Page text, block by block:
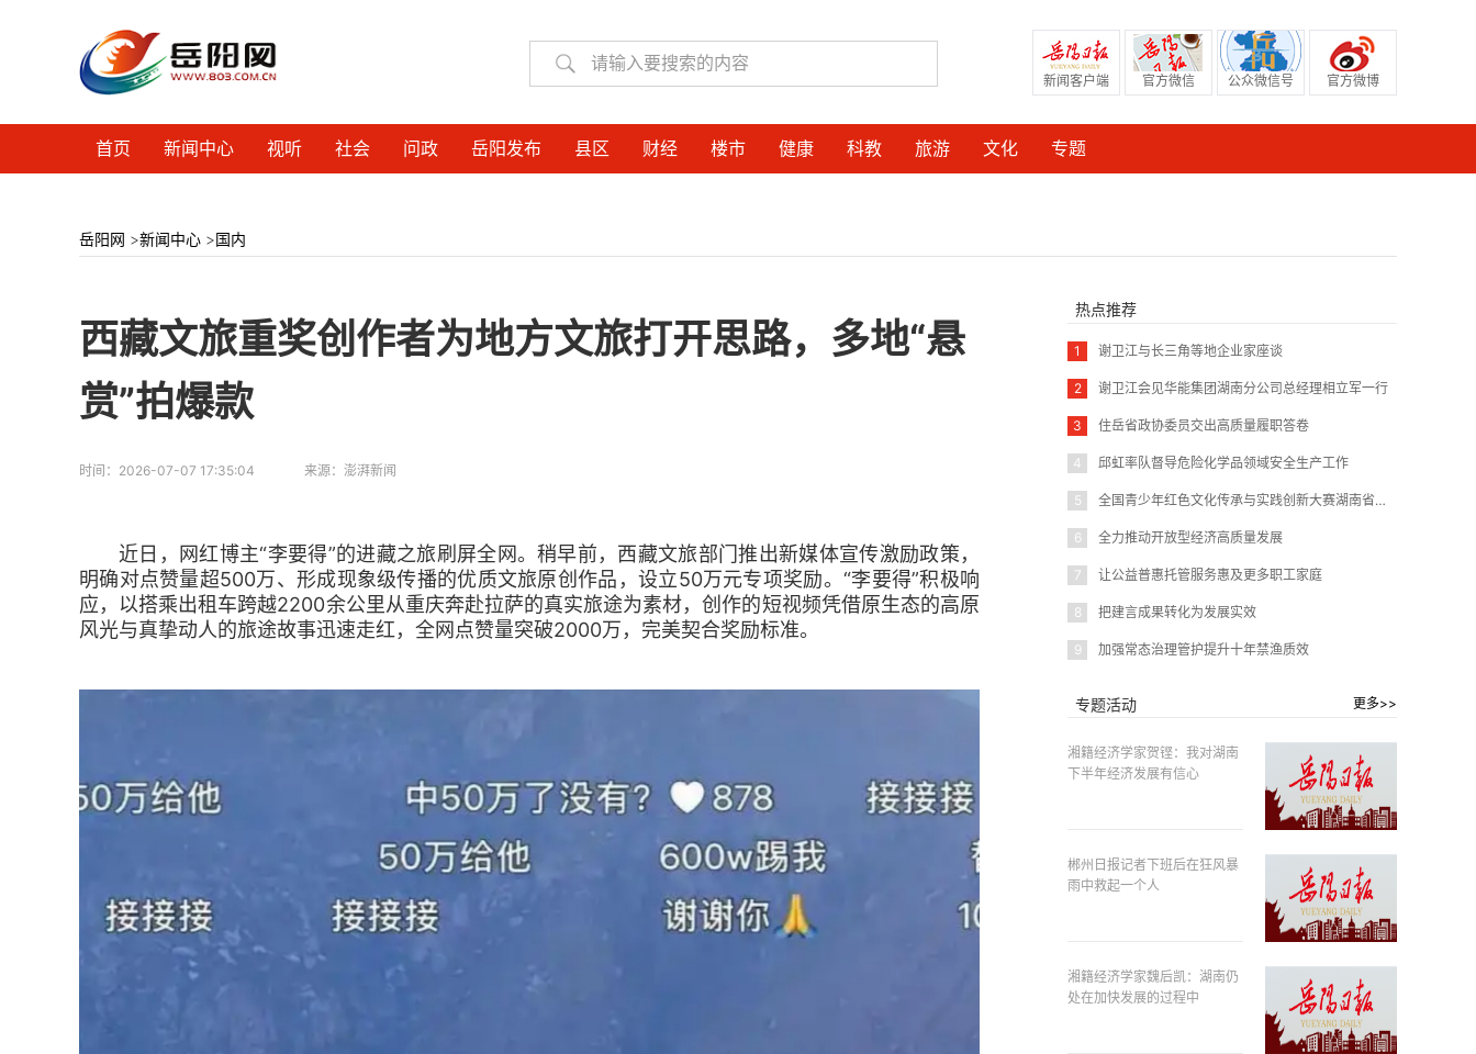
新闻客户端 官方微信 公众微信号 官方微博
首页 新闻中心 视听 社会 问政 岳阳发布 县区 财经 楼市 健康 科教 旅游 文化 专题
岳阳网 >新闻中心 >国内
西藏文旅重奖创作者为地方文旅打开思路，多地“悬
赏”拍爆款
时间： 2026-07-07 17:35:04 来源： 澎湃新闻
近日，网红博主“李要得”的进藏之旅刷屏全网。稍早前，西藏文旅部门推出新媒体宣传激励政策，
明确对点赞量超500万、形成现象级传播的优质文旅原创作品，设立50万元专项奖励。“李要得”积极响
应，以搭乘出租车跨越2200余公里从重庆奔赴拉萨的真实旅途为素材，创作的短视频凭借原生态的高原
风光与真挚动人的旅途故事迅速走红，全网点赞量突破2000万，完美契合奖励标准。
热点推荐
1 谢卫江与长三角等地企业家座谈
2 谢卫江会见华能集团湖南分公司总经理相立军一行
3 住岳省政协委员交出高质量履职答卷
4 邱虹率队督导危险化学品领域安全生产工作
5 全国青少年红色文化传承与实践创新大赛湖南省赛在岳阳圆满闭幕
6 全力推动开放型经济高质量发展
7 让公益普惠托管服务惠及更多职工家庭
8 把建言成果转化为发展实效
9 加强常态治理管护提升十年禁渔质效
专题活动 更多>>
湘籍经济学家贺铿：我对湖南
下半年经济发展有信心
郴州日报记者下班后在狂风暴
雨中救起一个人
湘籍经济学家魏后凯：湖南仍
处在加快发展的过程中